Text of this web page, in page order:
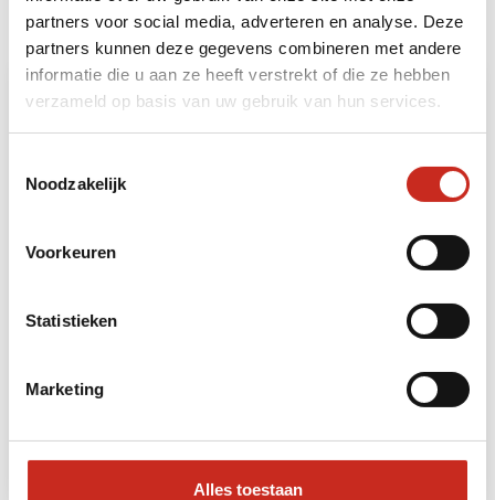
partners voor social media, adverteren en analyse. Deze
partners kunnen deze gegevens combineren met andere
informatie die u aan ze heeft verstrekt of die ze hebben
verzameld op basis van uw gebruik van hun services.
Noodzakelijk
Voorkeuren
Statistieken
Marketing
Alles toestaan
u uw reis naar Sri Lanka uitbreiden met de
volgende bouwstenen:
Zuid Sri Lanka: Strandverlenging Tangalle
vanaf €325 per persoon
Lees meer